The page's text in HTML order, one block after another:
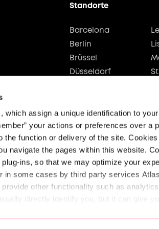
which assign a unique identification to
your actions or preferences over a
the function or delivery of the site. Cookies
navigate the pages within this website.
ins, so that we may optimize your
in some cases by third party services
other functionality such as
directly identify you, but it can give
Standorte
Barcelona
Berlin
Brüssel
Düsseldorf